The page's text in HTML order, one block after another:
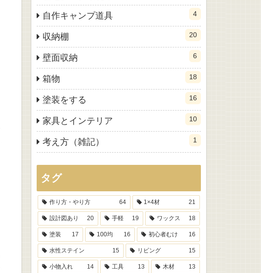
自作キャンプ道具 4
収納棚 20
壁面収納 6
箱物 18
塗装をする 16
家具とインテリア 10
考え方（雑記） 1
タグ
作り方・やり方 64 1×4材 21
設計図あり 20 手軽 19 ワックス 18
塗装 17 100均 16 初心者むけ 16
水性ステイン 15 リビング 15
小物入れ 14 工具 13 木材 13